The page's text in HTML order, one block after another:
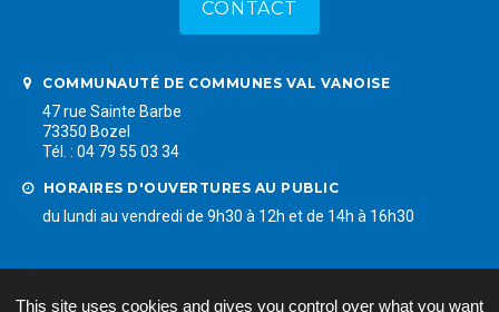
CONTACT
COMMUNAUTÉ DE COMMUNES VAL VANOISE
47 rue Sainte Barbe
73350 Bozel
Tél. : 04 79 55 03 34
HORAIRES D'OUVERTURES AU PUBLIC
du lundi au vendredi de 9h30 à 12h et de 14h à 16h30
Mentions légales
This site uses cookies and gives you control over what you want